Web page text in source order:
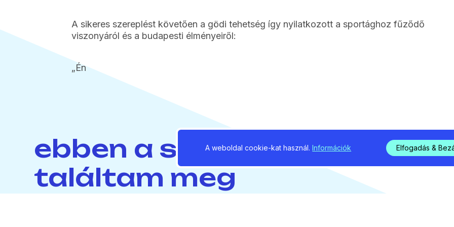
A sikeres szereplést követően a gödi tehetség így nyilatkozott a sportághoz fűződő
viszonyáról és a budapesti élményeiről:
„Én
ebben a sportban
találtam meg
A weboldal cookie-kat használ.Információk Elfogadás &